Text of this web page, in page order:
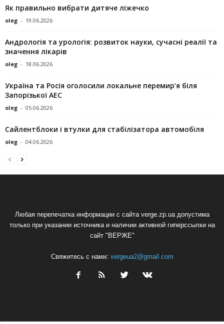
Як правильно вибрати дитяче ліжечко
oleg - 19.06.2026
Андрологія та урологія: розвиток науки, сучасні реалії та
значення лікарів
oleg - 18.06.2026
Україна та Росія оголосили локальне перемир’я біля
Запорізької АЕС
oleg - 05.06.2026
Сайлентблоки і втулки для стабілізатора автомобіля
oleg - 04.06.2026
Любая перепечатка информации с сайта verge.zp.ua допустима
только при указании источника и наличии активной гиперссылки на
сайт "ВЕРЖЕ"
Свяжитесь с нами: vergeua2@gmail.com